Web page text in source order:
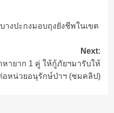
งปะกงมอบถุงยังชีพในเขต
Next:
ายาก 1 คู่ ให้กู้ภัยฯมารับให้
อหน่วยอนุรักษ์ป่าฯ (ชมคลิป)